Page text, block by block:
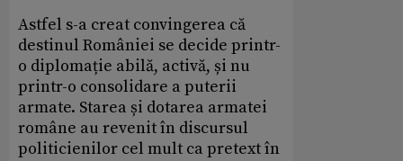
Astfel s-a creat convingerea că
destinul României se decide printr-
o diplomație abilă, activă, și nu
printr-o consolidare a puterii
armate. Starea și dotarea armatei
române au revenit în discursul
politicienilor cel mult ca pretext în